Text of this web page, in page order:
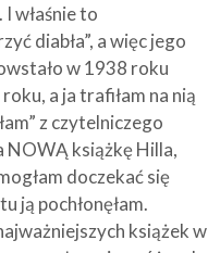
właśnie to
diabła”, a więc jego
w 1938 roku
a ja trafiłam na nią
z czytelniczego
NOWĄ książkę Hilla,
doczekać się
ją pochłonęłam.
książek w